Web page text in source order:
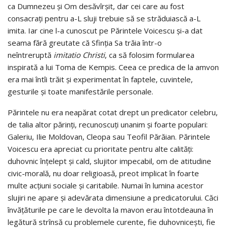
ca Dumnezeu şi Om desăvîrşit, dar cei care au fost
consacraţi pentru a-L sluji trebuie să se străduiască a-L
imita. Iar cine l-a cunoscut pe Părintele Voicescu şi-a dat
seama fără greutate că Sfinţia Sa trăia într-o
neîntreruptă imitatio Christi, ca să folosim formularea
inspirată a lui Toma de Kempis. Ceea ce predica de la amvon
era mai întîi trăit şi experimentat în faptele, cuvintele,
gesturile şi toate manifestările personale.
Părintele nu era neapărat cotat drept un predicator celebru,
de talia altor părinţi, recunoscuţi unanim şi foarte populari:
Galeriu, Ilie Moldovan, Cleopa sau Teofil Părăian. Părintele
Voicescu era apreciat cu prioritate pentru alte calităţi:
duhovnic înţelept şi cald, slujitor impecabil, om de atitudine
civic-morală, nu doar religioasă, preot implicat în foarte
multe acţiuni sociale şi caritabile. Numai în lumina acestor
slujiri ne apare şi adevărata dimensiune a predicatorului. Căci
învăţăturile pe care le devolta la mavon erau întotdeauna în
legătură strînsă cu problemele curente, fie duhovniceşti, fie